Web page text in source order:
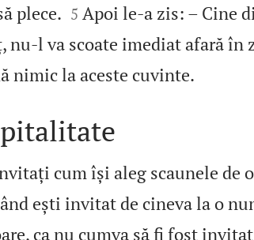
plece.
5 Apoi le‑a zis: – Cine
va scoate imediat afară în
nimic la aceste cuvinte.
cum își aleg scaunele de
ești invitat de cineva la o
ca nu cumva să fi fost